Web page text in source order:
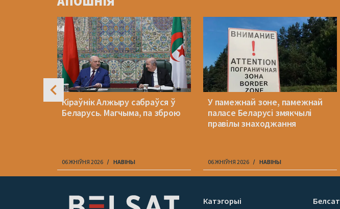
of
Кіраўнік Алжыру сабраўся ў
Беларусь. Магчыма, па зброю
06 ЖНІЎНЯ 2026 НАВІНЫ
У памежнай зоне, памежнай
паласе Беларусі змякчылі
правілы знаходжання
06 ЖНІЎНЯ 2026 НАВІНЫ
Катэгорыі Белсат